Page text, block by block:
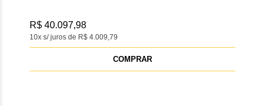
10x s/ juros de R$ 4.009,79
R$ 40.097,98
COMPRAR